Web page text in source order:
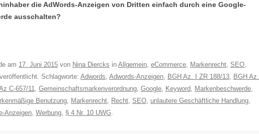
die AdWords-Anzeigen von Dritten einfach durch eine Google-
ausschalten?
am 17. Juni 2015 von Nina Diercks in Allgemein, eCommerce, Markenrecht, SEO,
veröffentlicht. Schlagworte: Adwords, Adwords-Anzeigen, BGH Az. I ZR 188/13, BGH Az.
C-657/11, Gemeinschaftsmarkenverordnung, Google, Keyword, Markenbeschwerde,
Benutzung, Markenrecht, Recht, SEO, unlautere Geschäftliche Handlung,
Anzeigen, Werbung, § 4 Nr. 10 UWG.